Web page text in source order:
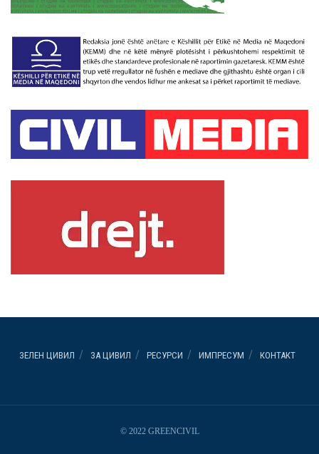
ЗЕЛЕН ЦИВИЛ ЗА ЦИВИЛ РЕСУРСИ ИМПРЕСУМ КОНТАКТ
© 2022 GREENCIVIL